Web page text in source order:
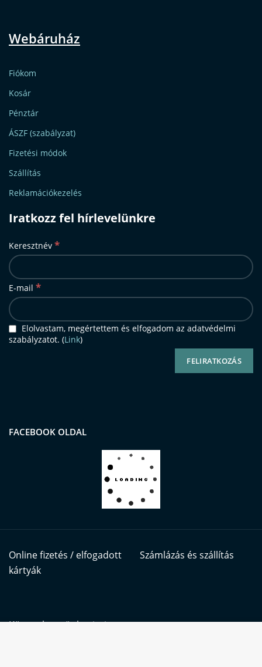
Webáruház
Fiókom
Kosár
Pénztár
ÁSZF (szabályzat)
Fizetési módok
Szállítás
Reklamációkezelés
Iratkozz fel hírlevelünkre
Keresztnév *
E-mail *
Elolvastam, megértettem és elfogadom az adatvédelmi
szabályzatot. (Link)
FACEBOOK OLDAL
Online fizetés / elfogadott
kártyák
Számlázás és szállítás
Kövess bennünket itt is: